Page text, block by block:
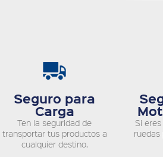
Seguro para
Carga
Ten la seguridad de
transportar tus productos a
cualquier destino.
Si
ruedas